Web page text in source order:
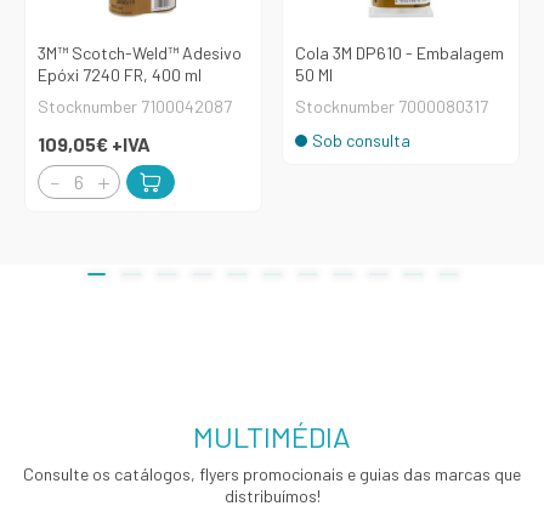
3M™ Scotch-Weld™ Adesivo
Epóxi 7240 FR, 400 ml
Stocknumber 7100042087
109,05€ +IVA
Cola 3M DP610 - Embalagem
50 Ml
Stocknumber 7000080317
Sob consulta
MULTIMÉDIA
Consulte os catálogos, flyers promocionais e guias das marcas que
distribuímos!